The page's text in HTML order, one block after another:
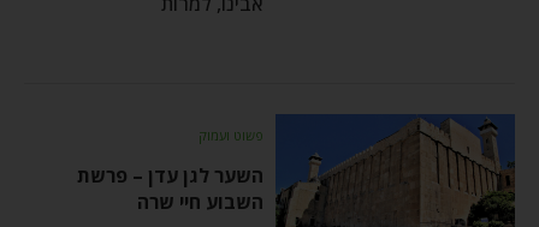
פשוט ועמוק
השער לגן עדן – פרשת
השבוע חיי שרה